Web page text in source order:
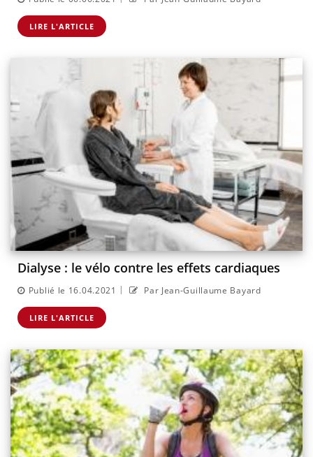
LIRE L'ARTICLE
Dialyse : le vélo contre les effets cardiaques
Publié le 16.04.2021 | Par Jean-Guillaume Bayard
LIRE L'ARTICLE